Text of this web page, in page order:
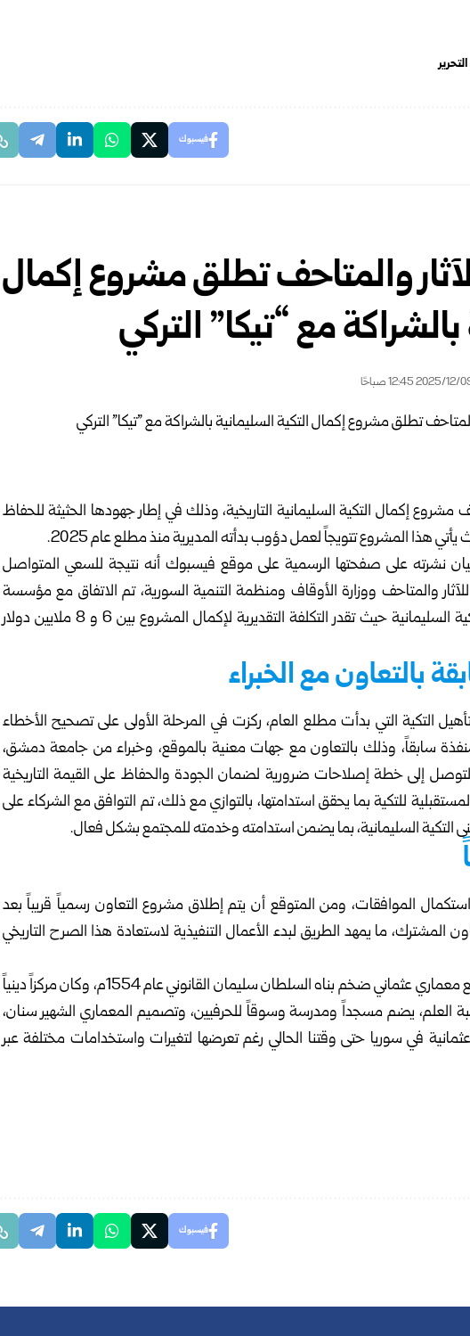
فيسبوك
والمتاحف تطلق مشروع إكمال
بالشراكة مع “تيكا” التركي
مشروع إكمال التكية السليمانية التاريخية، وذلك في إطار جهودها الحثيثة للحفاظ
هذا المشروع تتويجاً لعمل دؤوب بدأته المديرية منذ مطلع عام 2025.
نشرته على صفحتها الرسمية على موقع فيسبوك أنه نتيجة للسعي المتواصل
للآثار والمتاحف ووزارة الأوقاف ومنظمة التنمية السورية، تم الاتفاق مع مؤسسة
“تيكا” التركية لتبني مشروع إكمال التكية السليمانية حيث تقدر التكلفة التقديرية لإكمال المشروع بين 6 و 8 ملايين دولار
بالتعاون مع الخبراء
التكية التي بدأت مطلع العام، ركزت في المرحلة الأولى على تصحيح الأخطاء
سابقاً، وذلك بالتعاون مع جهات معنية بالموقع، وخبراء من جامعة دمشق،
إلى خطة إصلاحات ضرورية لضمان الجودة والحفاظ على القيمة التاريخية
للتكية بما يحقق استدامتها، بالتوازي مع ذلك، تم التوافق مع الشركاء على
التكية السليمانية، بما يضمن استدامته وخدمته للمجتمع بشكل فعال.
الموافقات، ومن المتوقع أن يتم إطلاق مشروع التعاون رسمياً قريباً بعد
المشترك، ما يمهد الطريق لبدء الأعمال التنفيذية لاستعادة هذا الصرح التاريخي
التكية السليمانية في دمشق هي مجمع معماري عثماني ضخم بناه السلطان سليمان القانوني عام 1554م، وكان مركزاً دينياً
العلم، يضم مسجداً ومدرسة وسوقاً للحرفيين، وتصميم المعماري الشهير سنان،
عثمانية في سوريا حتى وقتنا الحالي رغم تعرضها لتغيرات واستخدامات مختلفة عبر
فيسبوك